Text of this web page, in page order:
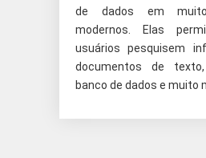
de dados em
modernos. Elas
usuários pesquisem
documentos de
banco de dados e muito